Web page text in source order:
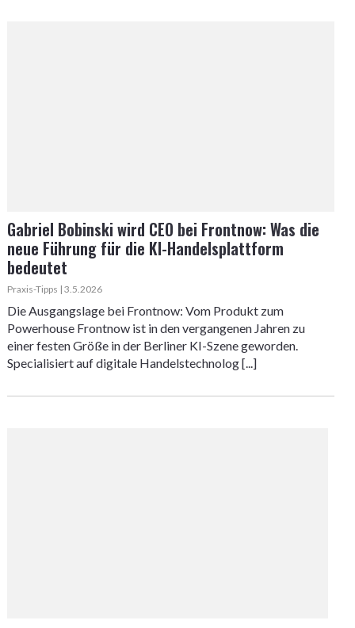
Gabriel Bobinski wird CEO bei Frontnow: Was die
neue Führung für die KI-Handelsplattform
bedeutet
Praxis-Tipps | 3.5.2026
Die Ausgangslage bei Frontnow: Vom Produkt zum
Powerhouse Frontnow ist in den vergangenen Jahren zu
einer festen Größe in der Berliner KI-Szene geworden.
Specialisiert auf digitale Handelstechnolog [...]